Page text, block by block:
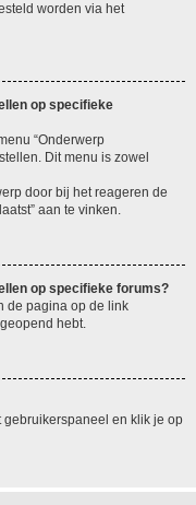
worden via het
op specifieke
“Onderwerp
Dit menu is zowel
door bij het reageren de
aan te vinken.
op specifieke forums?
de pagina op de link
hebt.
en klik je op